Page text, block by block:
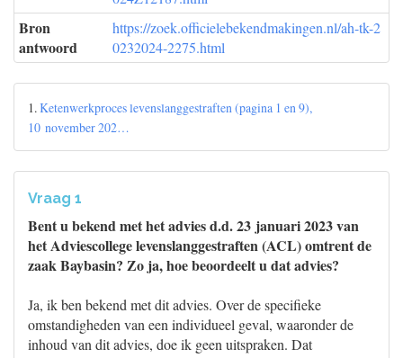
Bron
antwoord
https://zoek.officielebekendmakingen.nl/ah-tk-2
0232024-2275.html
1.Ketenwerkproces levenslanggestraften (pagina 1 en 9),
10 november 202…
Vraag 1
Bent u bekend met het advies d.d. 23 januari 2023 van
het Adviescollege levenslanggestraften (ACL) omtrent de
zaak Baybasin? Zo ja, hoe beoordeelt u dat advies?
Ja, ik ben bekend met dit advies. Over de specifieke
omstandigheden van een individueel geval, waaronder de
inhoud van dit advies, doe ik geen uitspraken. Dat